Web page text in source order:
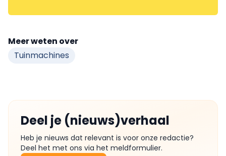
Meer weten over
Tuinmachines
Deel je (nieuws)verhaal
Heb je nieuws dat relevant is voor onze redactie?
Deel het met ons via het meldformulier.